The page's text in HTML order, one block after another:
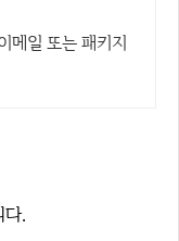
메일 또는 패키지
다.